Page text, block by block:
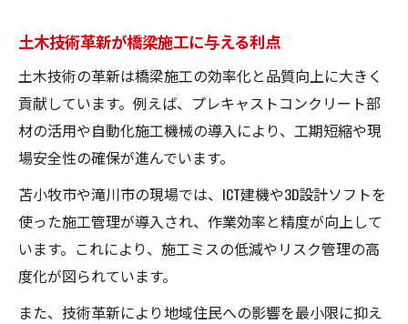
土木技術革新が橋梁施工に与える利点
土木技術の革新は橋梁施工の効率化と品質向上に大きく
貢献しています。例えば、プレキャストコンクリート部
材の活用や自動化施工機械の導入により、工期短縮や現
場安全性の確保が進んでいます。
苫小牧市や滝川市の現場では、ICT建機や3D設計ソフトを
使った施工管理が導入され、作業効率と精度が向上して
います。これにより、施工ミスの低減やリスク管理の高
度化が図られています。
また、技術革新により地域住民への影響を最小限に抑え